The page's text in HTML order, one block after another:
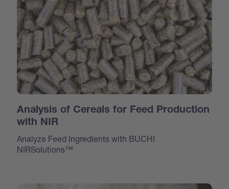
Analysis of Cereals for Feed Production
with NIR
Analyze Feed Ingredients with BUCHI
NIRSolutions™